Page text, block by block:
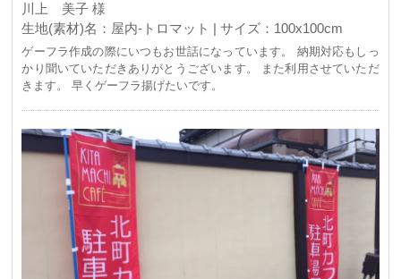
川上 美子 様
生地(素材)名：屋内-トロマット | サイズ：100x100cm
ゲーフラ作成の際にいつもお世話になっています。 納期対応もしっ
かり聞いていただきありがとうございます。 また利用させていただ
きます。 早くゲーフラ揚げたいです。